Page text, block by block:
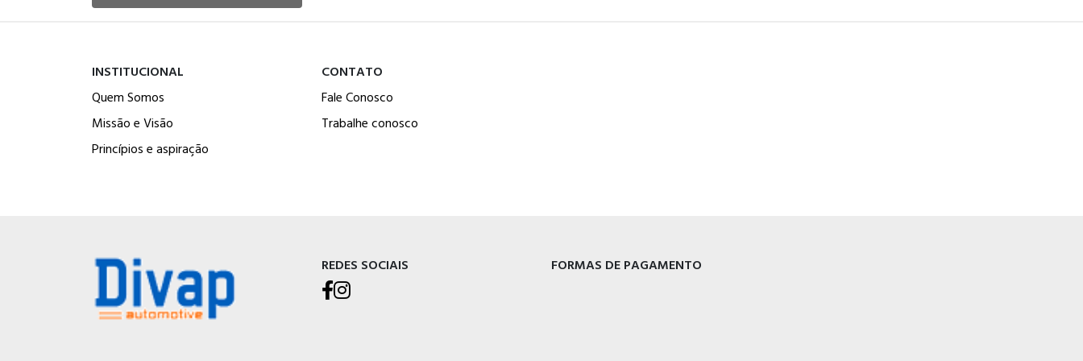
INSTITUCIONAL
Quem Somos
Missão e Visão
Princípios e aspiração
CONTATO
Fale Conosco
Trabalhe conosco
REDES SOCIAIS FORMAS DE PAGAMENTO